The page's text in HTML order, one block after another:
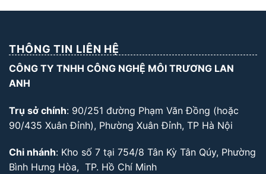
THÔNG TIN LIÊN HỆ
CÔNG TY TNHH CÔNG NGHỆ MÔI TRƯƠNG LAN
ANH
Trụ sở chính: 90/251 đường Phạm Văn Đồng (hoặc
90/435 Xuân Đỉnh), Phường Xuân Đỉnh, TP Hà Nội
Chi nhánh: Kho số 7 tại 754/8 Tân Kỳ Tân Qúy, Phường
Bình Hưng Hòa, TP. Hồ Chí Minh